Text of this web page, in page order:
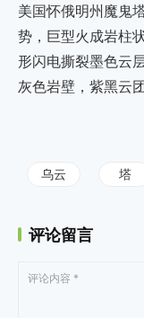
美国怀俄明州魔鬼
势，巨型火成岩柱
形闪电撕裂墨色云
灰色岩壁，紫黑云
乌云 塔
评论留言